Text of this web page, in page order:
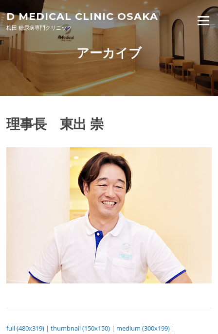
Skip to content
D MEDICAL CLINIC OSAKA
梅田 糖尿病専門クリニック
Menu
アーカイブ
理事長 東出 崇
full (480x319) |thumbnail (150x150) | medium (300x199) |